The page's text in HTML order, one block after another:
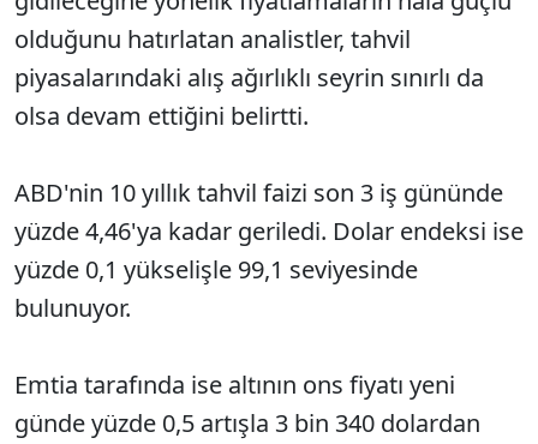
olduğunu hatırlatan analistler, tahvil
piyasalarındaki alış ağırlıklı seyrin sınırlı da
olsa devam ettiğini belirtti.
ABD'nin 10 yıllık tahvil faizi son 3 iş gününde
yüzde 4,46'ya kadar geriledi. Dolar endeksi ise
yüzde 0,1 yükselişle 99,1 seviyesinde
bulunuyor.
Emtia tarafında ise altının ons fiyatı yeni
günde yüzde 0,5 artışla 3 bin 340 dolardan